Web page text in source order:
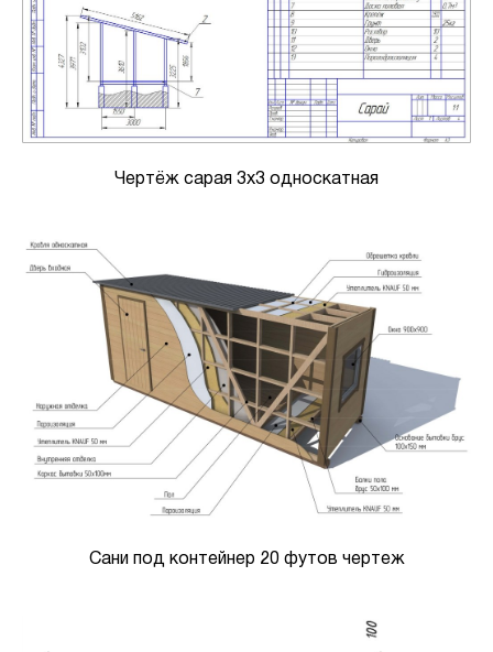
Чертёж сарая 3х3 односкатная
Сани под контейнер 20 футов чертеж